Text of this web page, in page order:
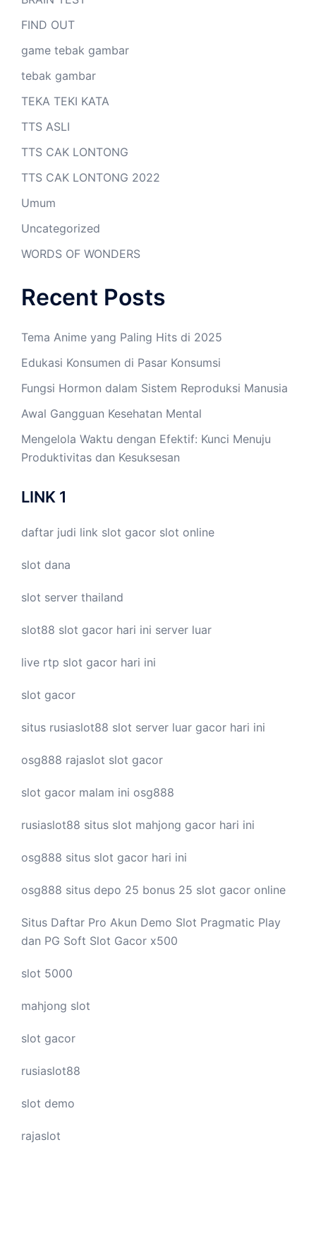
FIND OUT
game tebak gambar
tebak gambar
TEKA TEKI KATA
TTS ASLI
TTS CAK LONTONG
TTS CAK LONTONG 2022
Umum
Uncategorized
WORDS OF WONDERS
Recent Posts
Tema Anime yang Paling Hits di 2025
Edukasi Konsumen di Pasar Konsumsi
Fungsi Hormon dalam Sistem Reproduksi Manusia
Awal Gangguan Kesehatan Mental
Mengelola Waktu dengan Efektif: Kunci Menuju
Produktivitas dan Kesuksesan
LINK 1
daftar judi link slot gacor slot online
slot dana
slot server thailand
slot88 slot gacor hari ini server luar
live rtp slot gacor hari ini
slot gacor
situs rusiaslot88 slot server luar gacor hari ini
osg888 rajaslot slot gacor
slot gacor malam ini osg888
rusiaslot88 situs slot mahjong gacor hari ini
osg888 situs slot gacor hari ini
osg888 situs depo 25 bonus 25 slot gacor online
Situs Daftar Pro Akun Demo Slot Pragmatic Play
dan PG Soft Slot Gacor x500
slot 5000
mahjong slot
slot gacor
rusiaslot88
slot demo
rajaslot